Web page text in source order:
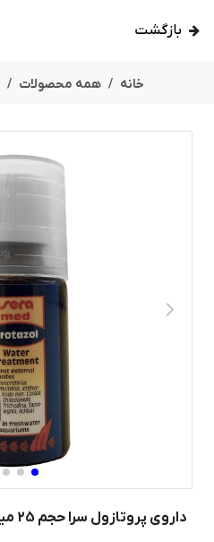
بازگشت
خانه همه محصولات
داروی پروتازول سرا حجم 25 میلی لیتر